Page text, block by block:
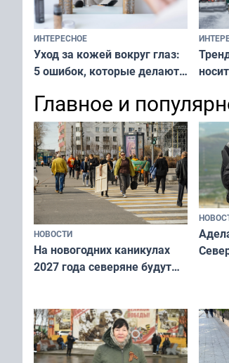
ИНТЕРЕСНОЕ
Уход за кожей вокруг глаз:
5 ошибок, которые делают
и вернуть свежий взгляд
без дорогих средств
Главное и
НОВОСТИ
На новогодних каникулах
2027 года северяне будут